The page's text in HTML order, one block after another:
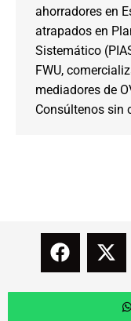
ahorradores en
atrapados en
Sistemático
FWU,
mediadores de
Consúltenos sin